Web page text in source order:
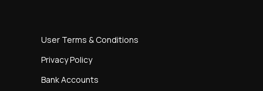
User Terms & Conditions
Privacy Policy
Bank Accounts